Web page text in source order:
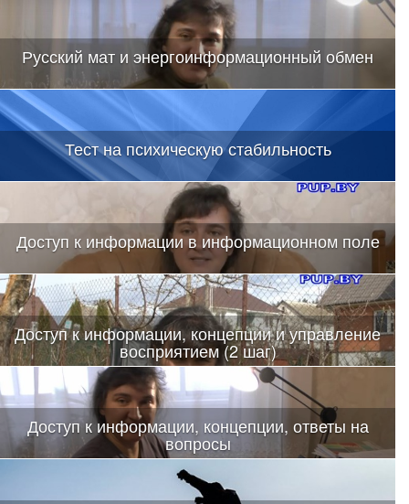
Русский мат и энергоинформационный обмен
Тест на психическую стабильность
Доступ к информации в информационном поле
Доступ к информации, концепции и управление
восприятием (2 шаг)
Доступ к информации, концепции, ответы на
вопросы